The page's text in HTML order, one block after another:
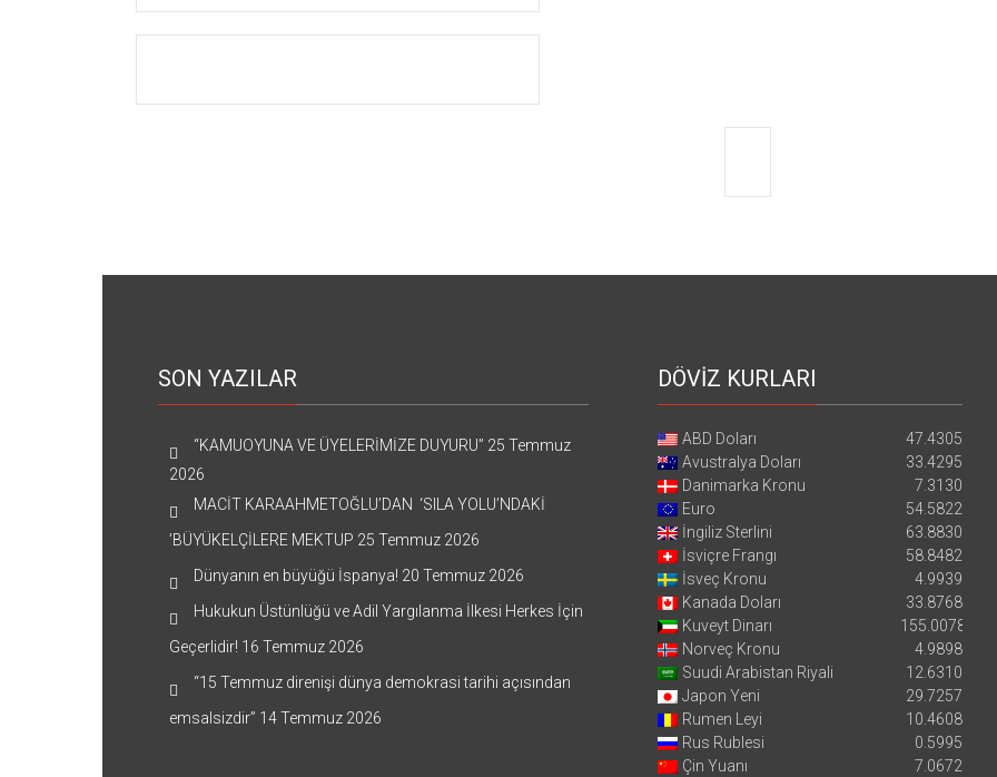
SON YAZILAR
“KAMUOYUNA VE ÜYELERİMİZE DUYURU” 25 Temmuz
2026
MACİT KARAAHMETOĞLU’DAN ‘SILA YOLU’NDAKİ
’BÜYÜKELÇİLERE MEKTUP 25 Temmuz 2026
Dünyanın en büyüğü İspanya! 20 Temmuz 2026
Hukukun Üstünlüğü ve Adil Yargılanma İlkesi Herkes İçin
Geçerlidir! 16 Temmuz 2026
“15 Temmuz direnişi dünya demokrasi tarihi açısından
emsalsizdir” 14 Temmuz 2026
DÖVİZ KURLARI
ABD Doları
47.4305
Avustralya Doları
33.4295
Danimarka Kronu
7.3130
Euro
54.5822
İngiliz Sterlini
63.8830
İsviçre Frangı
58.8482
İsveç Kronu
4.9939
Kanada Doları
33.8768
Kuveyt Dinarı
155.0078
Norveç Kronu
4.9898
Suudi Arabistan Riyali
12.6310
Japon Yeni
29.7257
Rumen Leyi
10.4608
Rus Rublesi
0.5995
Çin Yuanı
7.0672